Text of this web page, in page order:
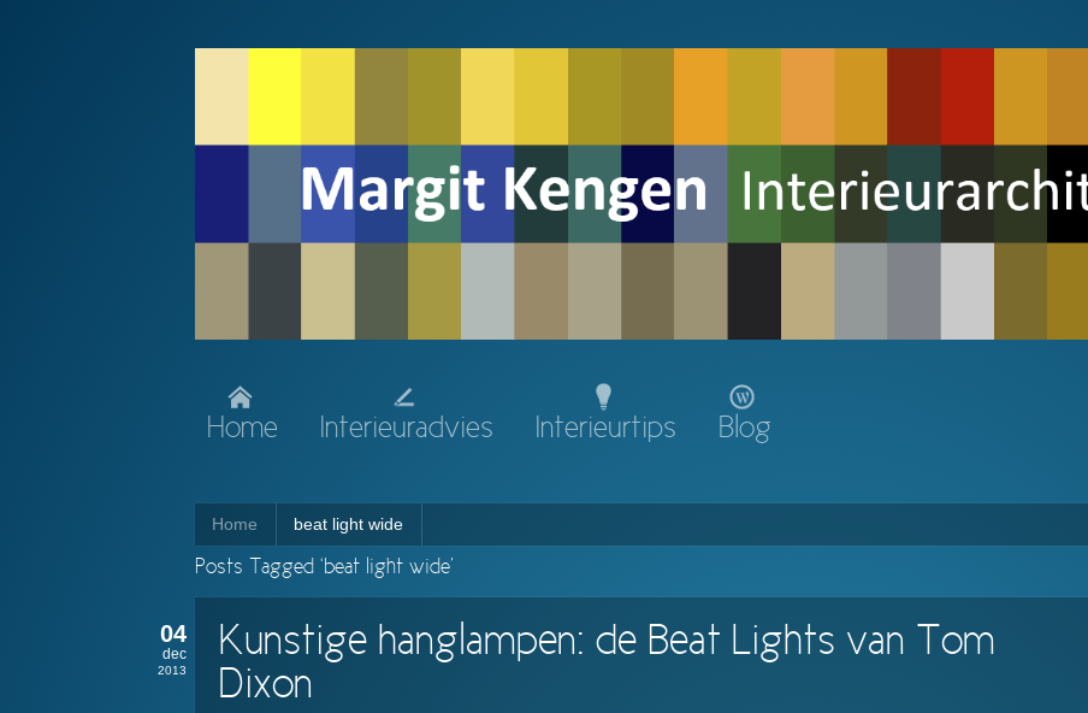
Home Interieuradvies Interieurtips Blog
Home beat light wide
Posts Tagged ‘beat light wide’
04
dec
2013
Kunstige hanglampen: de Beat Lights van Tom
Dixon